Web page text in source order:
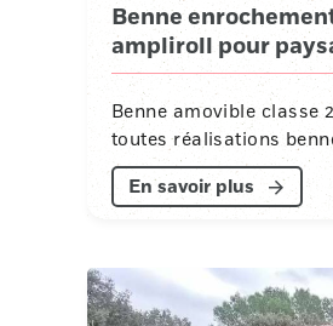
Benne
ampliroll pour
Benne amovible classe
toutes réalisations
En savoir plus